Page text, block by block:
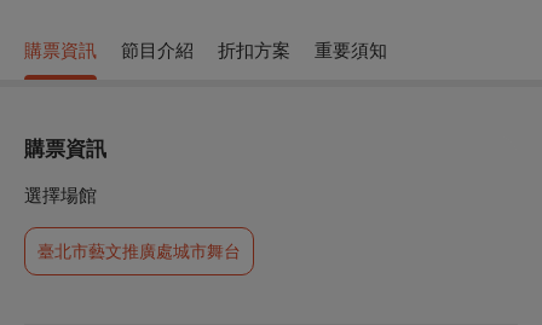
購票資訊 節目介紹 折扣方案 重要須知
購票資訊
選擇場館
臺北市藝文推廣處城市舞台